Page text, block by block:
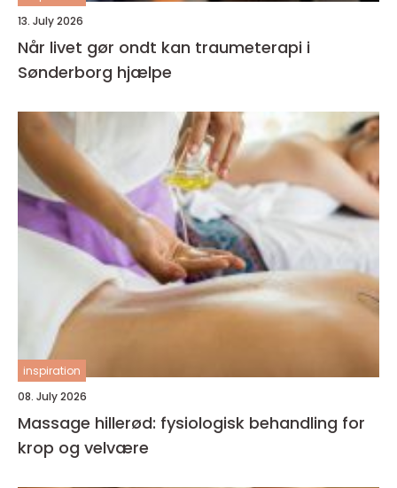
13. July 2026
Når livet gør ondt kan traumeterapi i
Sønderborg hjælpe
inspiration
08. July 2026
Massage hillerød: fysiologisk behandling for
krop og velvære